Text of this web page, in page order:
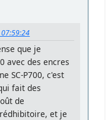
07:59:24
que je
avec des encres
SC-P700, c'est
fait des
de
et je